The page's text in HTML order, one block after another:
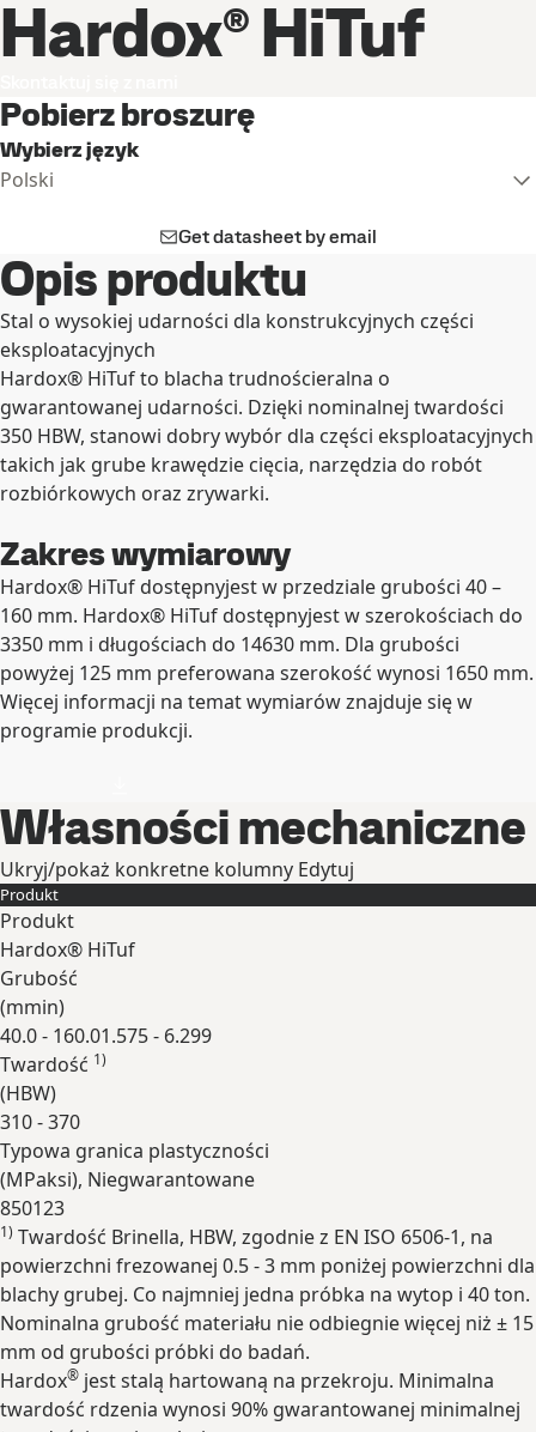
Hardox® HiTuf
Pobierz broszurę
Wybierz język
Polski
Get datasheet by email
Opis produktu
Stal o wysokiej udarności dla konstrukcyjnych części
eksploatacyjnych
Hardox® HiTuf to blacha trudnościeralna o
gwarantowanej udarności. Dzięki nominalnej twardości
350 HBW, stanowi dobry wybór dla części eksploatacyjnych
takich jak grube krawędzie cięcia, narzędzia do robót
rozbiórkowych oraz zrywarki.
Zakres wymiarowy
Hardox® HiTuf dostępnyjest w przedziale grubości 40 –
160 mm. Hardox® HiTuf dostępnyjest w szerokościach do
3350 mm i długościach do 14630 mm. Dla grubości
powyżej 125 mm preferowana szerokość wynosi 1650 mm.
Więcej informacji na temat wymiarów znajduje się w
programie produkcji.
Własności mechaniczne
Ukryj/pokaż konkretne kolumny Edytuj
Produkt
Produkt
Hardox® HiTuf
Grubość
(mmin)
40.0 - 160.01.575 - 6.299
Twardość 1)
(HBW)
310 - 370
Typowa granica plastyczności
(MPaksi), Niegwarantowane
850123
Rozwiń
1) Twardość Brinella, HBW, zgodnie z EN ISO 6506-1, na
powierzchni frezowanej 0.5 - 3 mm poniżej powierzchni dla
blachy grubej. Co najmniej jedna próbka na wytop i 40 ton.
Nominalna grubość materiału nie odbiegnie więcej niż ± 15
mm od grubości próbki do badań.
Hardox® jest stalą hartowaną na przekroju. Minimalna
twardość rdzenia wynosi 90% gwarantowanej minimalnej